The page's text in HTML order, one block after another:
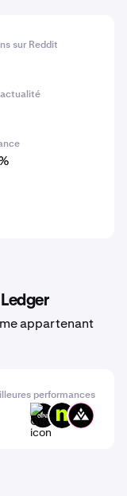
sur Reddit
appartenant
performances
GINI NTMPI ZULU